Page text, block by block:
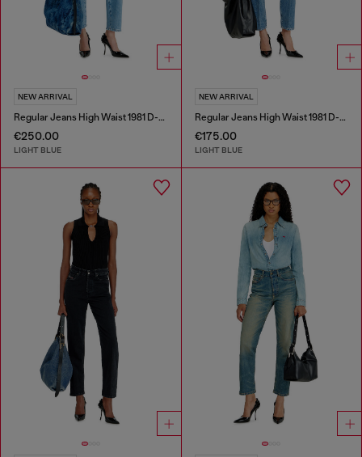
NEW ARRIVAL
Regular Jeans High Waist 1981 D-Went
€250.00
LIGHT BLUE
NEW ARRIVAL
Regular Jeans High Waist 1981 D-Went
€175.00
LIGHT BLUE